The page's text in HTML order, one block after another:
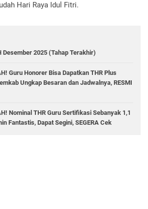
Hari Raya Idul Fitri.
Desember 2025 (Tahap Terakhir)
Guru Honorer Bisa Dapatkan THR Plus
Ungkap Besaran dan Jadwalnya, RESMI
Nominal THR Guru Sertifikasi Sebanyak 1,1
Fantastis, Dapat Segini, SEGERA Cek